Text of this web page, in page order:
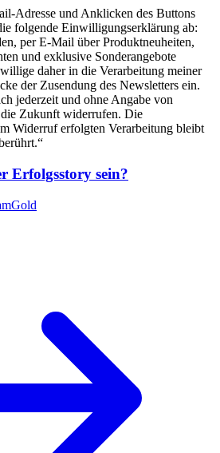
Adresse und Anklicken des Buttons
folgende Einwilligungserklärung ab:
per E-Mail über Produktneuheiten,
und exklusive Sonderangebote
daher in die Verarbeitung meiner
der Zusendung des Newsletters ein.
jederzeit und ohne Angabe von
Zukunft widerrufen. Die
Widerruf erfolgten Verarbeitung bleibt
Erfolgsstory sein?